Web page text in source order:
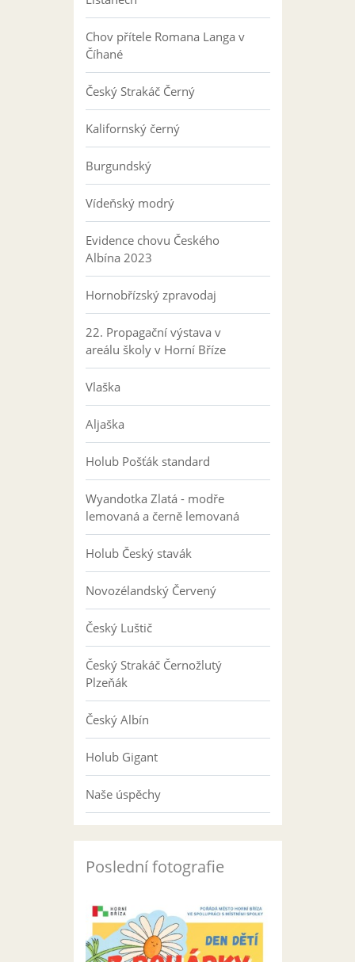
Chov přítele Romana Langa v
Číhané
Český Strakáč Černý
Kalifornský černý
Burgundský
Vídeňský modrý
Evidence chovu Českého
Albína 2023
Hornobřízský zpravodaj
22. Propagační výstava v
areálu školy v Horní Bříze
Vlaška
Aljaška
Holub Pošťák standard
Wyandotka Zlatá - modře
lemovaná a černě lemovaná
Holub Český stavák
Novozélandský Červený
Český Luštič
Český Strakáč Černožlutý
Plzeňák
Český Albín
Holub Gigant
Naše úspěchy
Poslední fotografie